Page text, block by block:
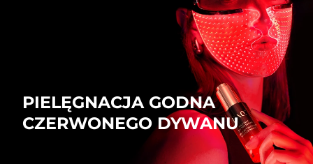
PIELĘGNACJA GODNA
CZERWONEGO DYWANU
Profil użytkownika
Moje urządzenia
Moje zamówienia
Moje adresy
FAQ™ Pure Beauty-Tech Elixir
issa™ Teeth Whitening Set
Español
Português
Polski
Svenska
Русский
Türkçe
简体中文 繁體中文